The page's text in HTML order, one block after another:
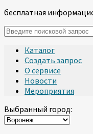
бесплатная
Каталог
Создать запрос
О сервисе
Новости
Мероприятия
Выбранный город: